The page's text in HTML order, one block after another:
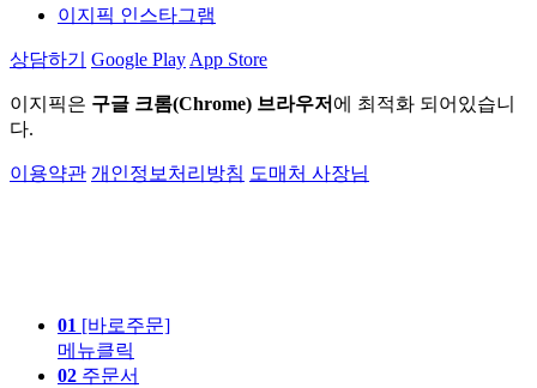
이지픽 인스타그램
상담하기 Google Play App Store
이지픽은 구글 크롬(Chrome) 브라우저 에 최적화 되어있습니
다.
이용약관 개인정보처리방침 도매처 사장님
01 [바로주문]
메뉴클릭
02 주문서